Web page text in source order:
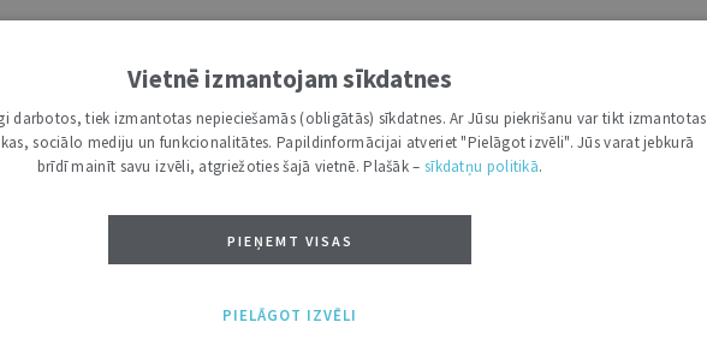
Vietnē izmantojam sīkdatnes
darbotos, tiek izmantotas nepieciešamās (obligātās) sīkdatnes. Ar Jūsu piekrišanu var tikt izmantotas
sociālo mediju un funkcionalitātes. Papildinformācijai atveriet "Pielāgot izvēli". Jūs varat jebkurā
brīdī mainīt savu izvēli, atgriežoties šajā vietnē. Plašāk – sīkdatņu politikā.
PIEŅEMT VISAS
PIELĀGOT IZVĒLI